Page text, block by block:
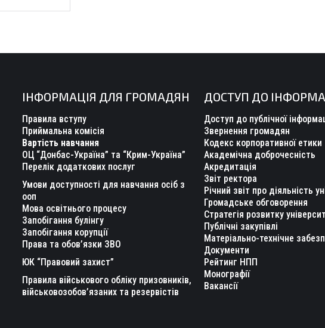
ІНФОРМАЦІЯ ДЛЯ ГРОМАДЯН
Правила вступу
Приймальна комісія
Вартість навчання
ОЦ “Донбас-Україна” та “Крим-Україна”
Перелік додаткових послуг
Умови доступності для навчання осіб з
ооп
Мова освітнього процесу
Запобігання булінгу
Запобігання корупції
Права та обов’язки ЗВО
ЮК “Правовий захист”
Правила військового обліку призовників,
військовозобов’язаних та резервістів
ДОСТУП ДО
Доступ до публічної
Звернення громадян
Кодекс корпоративної етики
Академічна доброчесність
Акредитація
Звіт ректора
Річний звіт про діяльність
Громадське обговорення
Стратегія розвитку
Публічні закупівлі
Матеріально-технічне
Документи
Рейтинг НПП
Монографії
Вакансії